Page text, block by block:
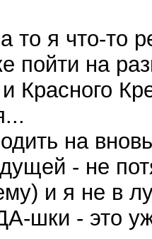
то я что-то
пойти на
Красного
на
- не
и я не в
шки - это